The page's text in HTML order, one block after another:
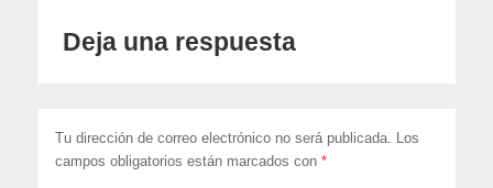
Deja una respuesta
Tu dirección de correo electrónico no será publicada. Los
campos obligatorios están marcados con*